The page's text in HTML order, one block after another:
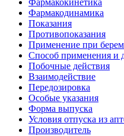
Фармакокинетика
Фармакодинамика
Показания
Противопоказания
Применение при
Способ применения и
Побочные действия
Взаимодействие
Передозировка
Особые указания
Форма выпуска
Условия отпуска из
Производитель